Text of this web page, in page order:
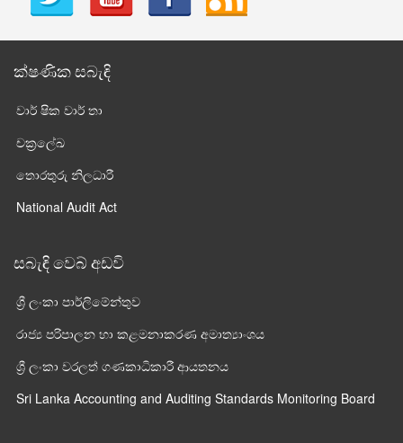
ක්ෂණික සබැඳි
වාර් ෂික වාර් තා
චක්‍රලේඛ
තොරතුරු නිලධාරී
National Audit Act
සබැඳි වෙබ් අඩවි
ශ්‍රී ලංකා පාර්ලි‌මේන්තුව
රාජ්‍ය පරිපාලන හා කළමනාකරණ අමාත්‍යාංශය
ශ්‍රී ලංකා වරලත් ගණකාධිකාරී ආයතනය
Sri Lanka Accounting and Auditing Standards Monitoring Board